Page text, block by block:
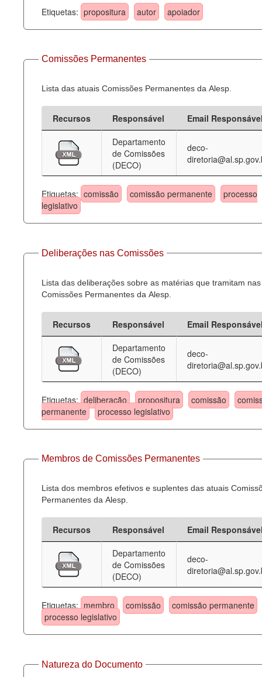
Agenda
Perguntas frequentes
Contato
Etiquetas: propositura autor apoiador
Comissões Permanentes
Lista das atuais Comissões Permanentes da Alesp.
Recursos Responsável
Email
Departamento
de Comissões
(DECO)
deco-
Etiquetas: comissão comissão permanente
processo
legislativo
Deliberações nas Comissões
Lista das deliberações sobre as matérias que tramitam nas
Comissões Permanentes da Alesp.
Recursos Responsável
Email
Departamento
de Comissões
(DECO)
deco-
Etiquetas: deliberação propositura comissão
permanente
processo legislativo
Membros de Comissões Permanentes
Lista dos membros efetivos e suplentes das atuais
Permanentes da Alesp.
Recursos Responsável
Email
Departamento
de Comissões
(DECO)
deco-
Etiquetas: membro comissão
comissão permanente
processo legislativo
Natureza do Documento